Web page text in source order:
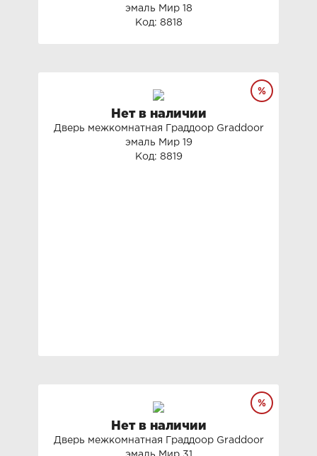
эмаль Мир 18
Код: 8818
Нет в наличии
Дверь межкомнатная Граддоор Graddoor
эмаль Мир 19
Код: 8819
Нет в наличии
Дверь межкомнатная Граддоор Graddoor